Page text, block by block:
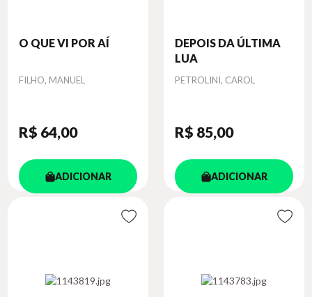
O QUE VI POR AÍ
Autor
FILHO, MANUEL
R$ 64,00
ADICIONAR
DEPOIS DA ÚLTIMA
LUA
Autor
PETROLINI, CAROL
R$ 85,00
ADICIONAR